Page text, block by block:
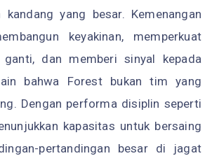
kandang yang besar. Kemenangan
keyakinan, memperkuat
dan memberi sinyal kepada
bahwa Forest bukan tim yang
Dengan performa disiplin seperti
kapasitas untuk bersaing
pertandingan besar di jagat